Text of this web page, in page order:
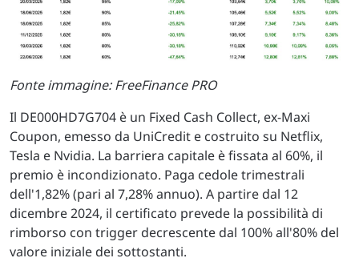
Fonte immagine: FreeFinance PRO
Il DE000HD7G704 è un Fixed Cash Collect, ex-Maxi
Coupon, emesso da UniCredit e costruito su Netflix,
Tesla e Nvidia. La barriera capitale è fissata al 60%, il
premio è incondizionato. Paga cedole trimestrali
dell'1,82% (pari al 7,28% annuo). A partire dal 12
dicembre 2024, il certificato prevede la possibilità di
rimborso con trigger decrescente dal 100% all'80% del
valore iniziale dei sottostanti.